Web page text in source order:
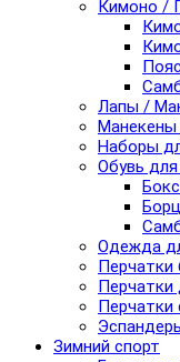
Кимоно /
Лапы /
Манекены
Наборы
Обувь
Одежда
Перчатки
Перчатки
Зимний спорт